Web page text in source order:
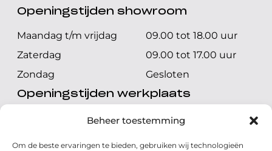
Beheer toestemming
Om de beste ervaringen te bieden, gebruiken wij technologieën
Openingstijden showroom
Maandag t/m vrijdag
09.00 tot 18.00 uur
Zaterdag
09.00 tot 17.00 uur
Zondag
Gesloten
Openingstijden werkplaats
Maandag t/m vrijdag
08.00 tot 17.00 uur